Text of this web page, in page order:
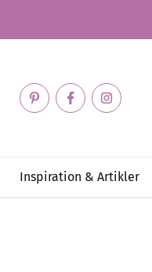
Inspiration & Artikler